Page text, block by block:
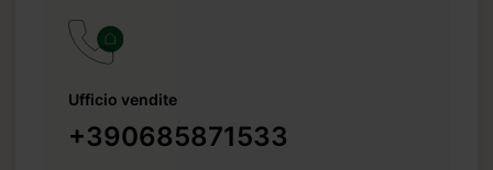
Ufficio vendite
+390685871533